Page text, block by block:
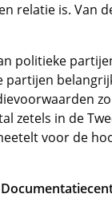
relatie is. Van
politieke
partijen
zetels in de
voor de